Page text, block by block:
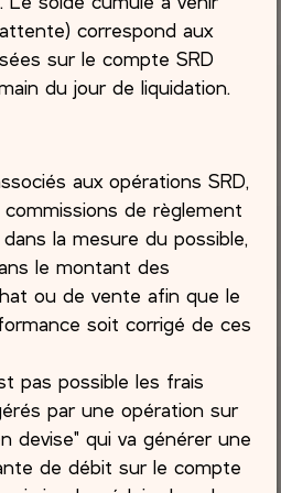
correspond aux
sur le compte SRD
du jour de liquidation.
aux opérations SRD,
de règlement
la mesure du possible,
le montant des
ou de vente afin que le
soit corrigé de ces
pas possible les frais
par une opération sur
devise" qui va générer une
de débit sur le compte